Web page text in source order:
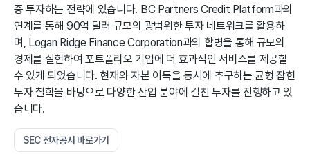
중 투자하는 전략에 있습니다. BC Partners Credit Platform과의
연계를 통해 90억 달러 규모의 광범위한 투자 네트워크를 활용하
며, Logan Ridge Finance Corporation과의 합병을 통해 규모의
경제를 실현하여 포트폴리오 기업에 더 효과적인 서비스를 제공할
수 있게 되었습니다. 현재와 자본 이득을 동시에 추구하는 균형 잡힌
투자 철학을 바탕으로 다양한 산업 분야에 걸친 투자를 진행하고 있
습니다.
SEC 전자공시 바로가기